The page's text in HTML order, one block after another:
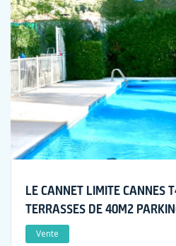
LE CANNET LIMITE CANNES
TERRASSES DE 40M2
Vente